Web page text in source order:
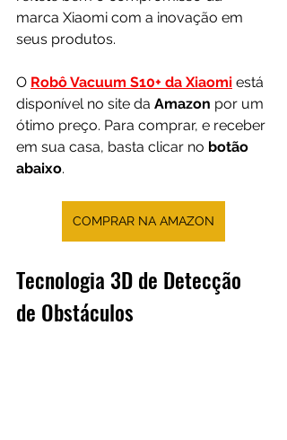
marca Xiaomi com a inovação em
seus produtos.
O Robô Vacuum S10+ da Xiaomi está
disponível no site da Amazon por um
ótimo preço. Para comprar, e receber
em sua casa, basta clicar no botão
abaixo.
COMPRAR NA AMAZON
Tecnologia 3D de Detecção
de Obstáculos